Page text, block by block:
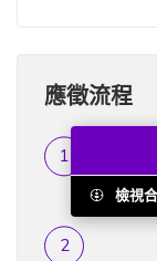
應徵流程
履歷
...
檢視